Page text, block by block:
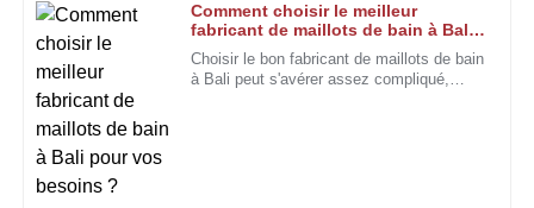
Comment choisir le meilleur
fabricant de maillots de bain à Bali
pour vos besoins ?
Choisir le bon fabricant de maillots de bain
à Bali peut s'avérer assez compliqué,
A
Amanda
Scott
Les avis concernant la qualité et le service étaient tout à fait
justifiés. Ce fut un plaisir d'acheter ici.
05 Décembre